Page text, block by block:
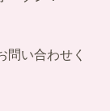
い合わせく